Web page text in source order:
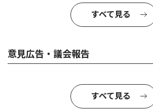
すべて見る
意見広告・議会報告
すべて見る